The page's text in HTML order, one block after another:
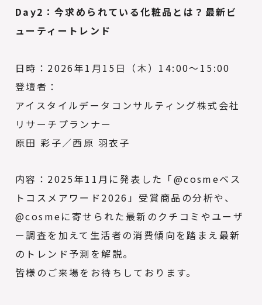
Day2：今求められている化粧品とは？最新ビ
ューティートレンド
日時：2026年1月15日（木）14:00～15:00
登壇者：
アイスタイルデータコンサルティング株式会社
リサーチプランナー
原田 彩子／西原 羽衣子
内容：2025年11月に発表した「@cosmeベス
トコスメアワード2026」受賞商品の分析や、
@cosmeに寄せられた最新のクチコミやユーザ
ー調査を加えて生活者の消費傾向を踏まえ最新
のトレンド予測を解説。
皆様のご来場をお待ちしております。